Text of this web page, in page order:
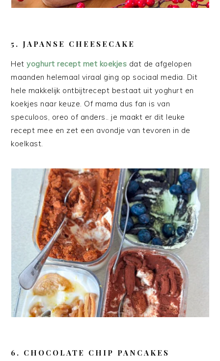
5. JAPANSE CHEESECAKE
Hetyoghurt recept met koekjes dat de afgelopen
maanden helemaal viraal ging op sociaal media. Dit
hele makkelijk ontbijtrecept bestaat uit yoghurt en
koekjes naar keuze. Of mama dus fan is van
speculoos, oreo of anders.. je maakt er dit leuke
recept mee en zet een avondje van tevoren in de
koelkast.
6. CHOCOLATE CHIP PANCAKES